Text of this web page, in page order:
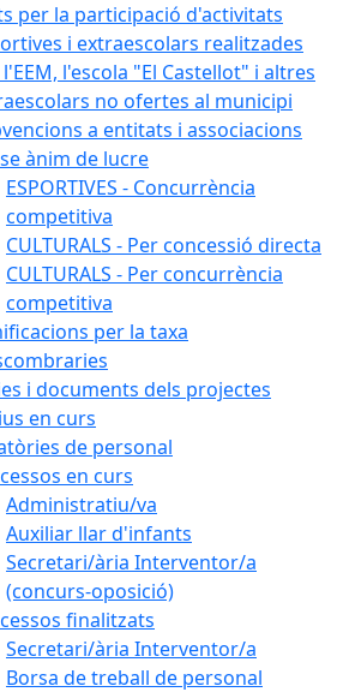
per la participació d'activitats
i extraescolars realitzades
l'escola "El Castellot" i altres
no ofertes al municipi
a entitats i associacions
ànim de lucre
ESPORTIVES - Concurrència
competitiva
CULTURALS - Per concessió directa
CULTURALS - Per concurrència
competitiva
per la taxa
i documents dels projectes
en curs
de personal
en curs
Administratiu/va
Auxiliar llar d'infants
Secretari/ària Interventor/a
(concurs-oposició)
finalitzats
Secretari/ària Interventor/a
Borsa de treball de personal